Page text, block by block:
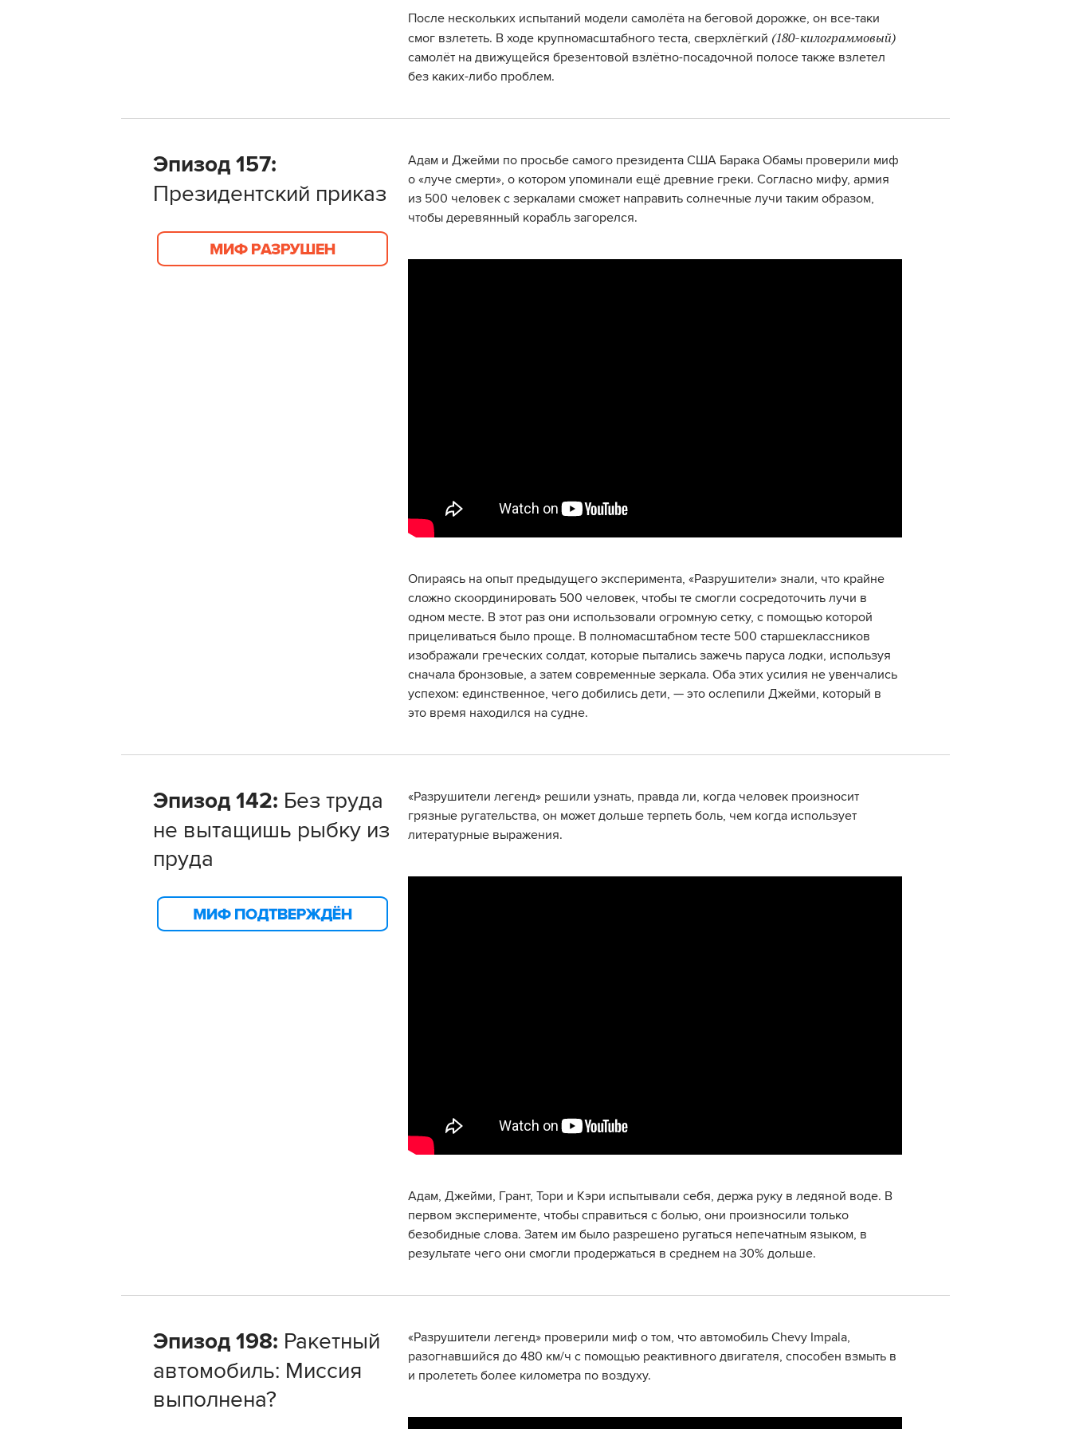
После нескольких испытаний модели самолёта на беговой дорожке, он все-таки
смог взлететь. В ходе крупномасштабного теста, сверхлёгкий (180-килограммовый)
самолёт на движущейся брезентовой взлётно-посадочной полосе также взлетел
без каких-либо проблем.
Эпизод 157:
Президентский приказ
Адам и Джейми по просьбе самого президента США Барака Обамы проверили миф
о «луче смерти», о котором упоминали ещё древние греки. Согласно мифу, армия
из 500 человек с зеркалами сможет направить солнечные лучи таким образом,
чтобы деревянный корабль загорелся.
Опираясь на опыт предыдущего эксперимента, «Разрушители» знали, что крайне
сложно скоординировать 500 человек, чтобы те смогли сосредоточить лучи в
одном месте. В этот раз они использовали огромную сетку, с помощью которой
прицеливаться было проще. В полномасштабном тесте 500 старшеклассников
изображали греческих солдат, которые пытались зажечь паруса лодки, используя
сначала бронзовые, а затем современные зеркала. Оба этих усилия не увенчались
успехом: единственное, чего добились дети, — это ослепили Джейми, который в
это время находился на судне.
Эпизод 142: Без труда
не вытащишь рыбку из
пруда
«Разрушители легенд» решили узнать, правда ли, когда человек произносит
грязные ругательства, он может дольше терпеть боль, чем когда использует
литературные выражения.
Адам, Джейми, Грант, Тори и Кэри испытывали себя, держа руку в ледяной воде. В
первом эксперименте, чтобы справиться с болью, они произносили только
безобидные слова. Затем им было разрешено ругаться непечатным языком, в
результате чего они смогли продержаться в среднем на 30% дольше.
Эпизод 198: Ракетный
автомобиль: Миссия
выполнена?
«Разрушители легенд» проверили миф о том, что автомобиль Chevy Impala,
разогнавшийся до 480 км/ч с помощью реактивного двигателя, способен взмыть в
и пролететь более километра по воздуху.